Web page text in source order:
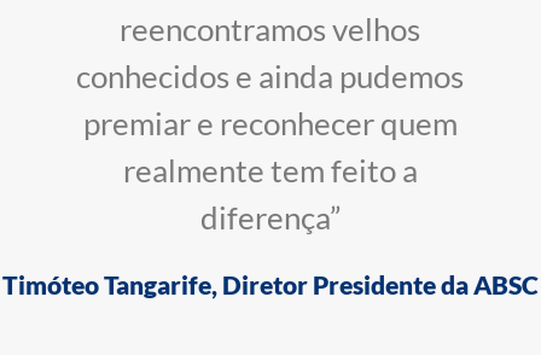
reencontramos velhos
conhecidos e ainda pudemos
premiar e reconhecer quem
realmente tem feito a
diferença”
Timóteo Tangarife, Diretor Presidente da ABSC